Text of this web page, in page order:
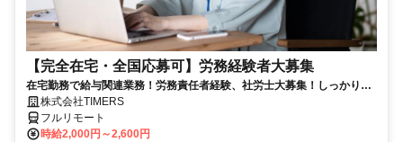
【完全在宅・全国応募可】労務経験者大募集
在宅勤務で給与関連業務！労務責任者経験、社労士大募集！しっかり稼
ぎたい方、注目！
株式会社TIMERS
フルリモート
時給2,000円～2,600円